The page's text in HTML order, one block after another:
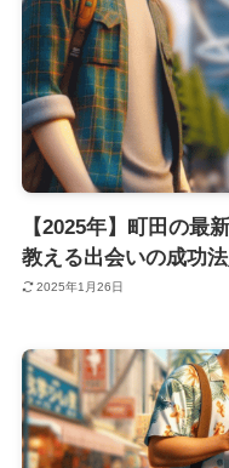
【2025年】町田の最
教える出会いの成功法
2025年1月26日